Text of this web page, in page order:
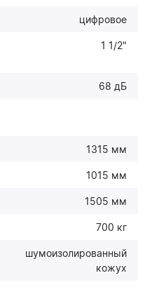
цифровое
1 1/2"
68 дБ
1315 мм
1015 мм
1505 мм
700 кг
шумоизолированный
кожух